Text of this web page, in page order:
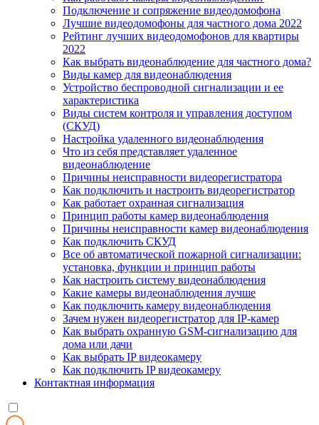
Подключение и сопряжение видеодомофона
Лучшие видеодомофоны для частного дома 2022
Рейтинг лучших видеодомофонов для квартиры
2022
Как выбрать видеонаблюдение для частного дома?
Виды камер для видеонаблюдения
Устройство беспроводной сигнализации и ее
характеристика
Виды систем контроля и управления доступом
(СКУД)
Настройка удаленного видеонаблюдения
Что из себя представляет удаленное
видеонаблюдение
Причины неисправности видеорегистратора
Как подключить и настроить видеорегистратор
Как работает охранная сигнализация
Принцип работы камер видеонаблюдения
Причины неисправности камер видеонаблюдения
Как подключить СКУД
Все об автоматической пожарной сигнализации:
установка, функции и принцип работы
Как настроить систему видеонаблюдения
Какие камеры видеонаблюдения лучше
Как подключить камеру видеонаблюдения
Зачем нужен видеорегистратор для IP-камер
Как выбрать охранную GSM-сигнализацию для
дома или дачи
Как выбрать IP видеокамеру
Как подключить IP видеокамеру
Контактная информация